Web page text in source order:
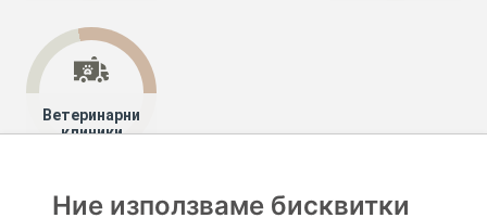
Ветеринарни
клиники
Специалисти
Ние използваме бисквитки